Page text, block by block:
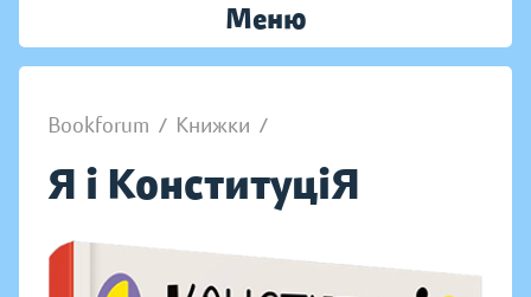
Меню
Bookforum / Книжки /
Я і КонституціЯ